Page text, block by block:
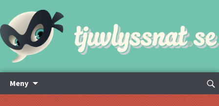
Meny
innehåll
Sök